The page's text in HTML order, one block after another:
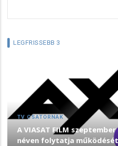
LEGFRISSEBB 3
TV CSATORNÁK
A VIASAT FILM
néven folytatja működését